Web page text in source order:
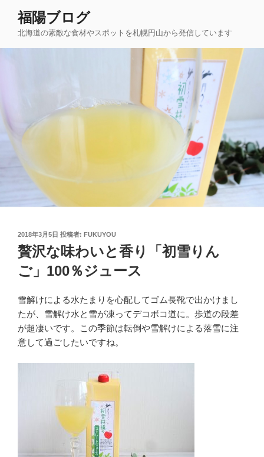
ン
プ
福陽ブログ
北海道の素敵な食材やスポットを札幌円山から発信しています
投
稿
日:
2018年3月5日 投稿者: FUKUYOU
贅沢な味わいと香り「初雪りん
ご」100％ジュース
雪解けによる水たまりを心配してゴム長靴で出かけまし
たが、雪解け水と雪が凍ってデコボコ道に。歩道の段差
が超凄いです。この季節は転倒や雪解けによる落雪に注
意して過ごしたいですね。